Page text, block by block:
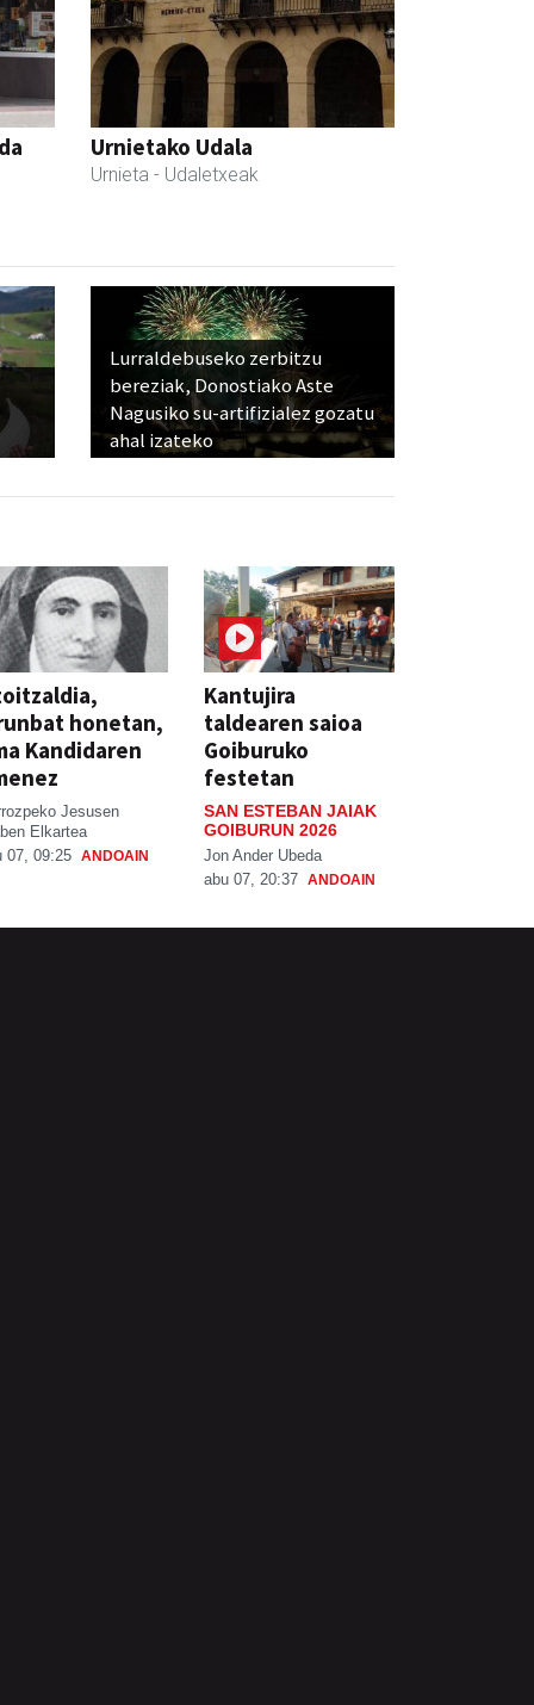
Urnietako Udala
Urnieta - Udaletxeak
Lurraldebuseko zerbitzu
bereziak, Donostiako Aste
Nagusiko su-artifizialez gozatu
ahal izateko
honetan,
Kandidaren
Jesusen
Elkartea
07, 09:25 ANDOAIN
Kantujira
taldearen saioa
Goiburuko
festetan
SAN ESTEBAN JAIAK
GOIBURUN 2026
Jon Ander Ubeda
abu 07, 20:37 ANDOAIN